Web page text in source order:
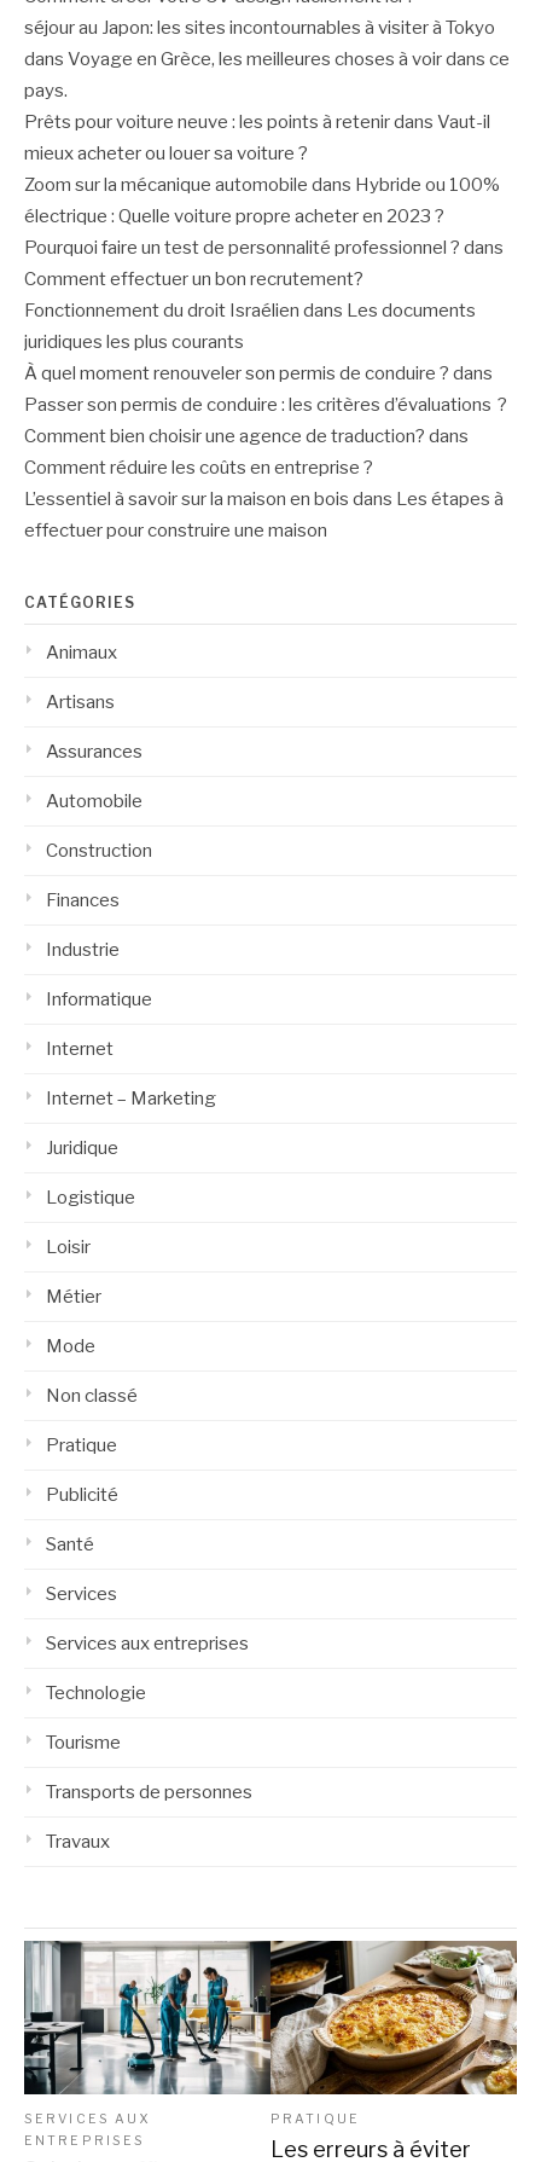
séjour au Japon: les sites incontournables à visiter à Tokyo
dans Voyage en Grèce, les meilleures choses à voir dans ce
pays.
Prêts pour voiture neuve : les points à retenirdans Vaut-il
mieux acheter ou louer sa voiture ?
Zoom sur la mécanique automobile dans Hybride ou 100%
électrique : Quelle voiture propre acheter en 2023 ?
Pourquoi faire un test de personnalité professionnel ? dans
Comment effectuer un bon recrutement?
Fonctionnement du droit Israélien dans Les documents
juridiques les plus courants
À quel moment renouveler son permis de conduire ? dans
Passer son permis de conduire : les critères d’évaluations ?
Comment bien choisir une agence de traduction? dans
Comment réduire les coûts en entreprise ?
L’essentiel à savoir sur la maison en bois dans Les étapes à
effectuer pour construire une maison
CATÉGORIES
Animaux
Artisans
Assurances
Automobile
Construction
Finances
Industrie
Informatique
Internet
Internet – Marketing
Juridique
Logistique
Loisir
Métier
Mode
Non classé
Pratique
Publicité
Santé
Services
Services aux entreprises
Technologie
Tourisme
Transports de personnes
Travaux
SERVICES AUX
ENTREPRISES
PRATIQUE
Les erreurs à éviter